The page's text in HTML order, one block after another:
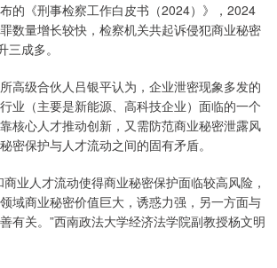
的《刑事检察工作白皮书（2024）》，2024
数量增长较快，检察机关共起诉侵犯商业秘密
成多。
高级合伙人吕银平认为，企业泄密现象多发的
业（主要是新能源、高科技企业）面临的一个
核心人才推动创新，又需防范商业秘密泄露风
密保护与人才流动之间的固有矛盾。
业人才流动使得商业秘密保护面临较高风险，
域商业秘密价值巨大，诱惑力强，另一方面与
有关。”西南政法大学经济法学院副教授杨文明